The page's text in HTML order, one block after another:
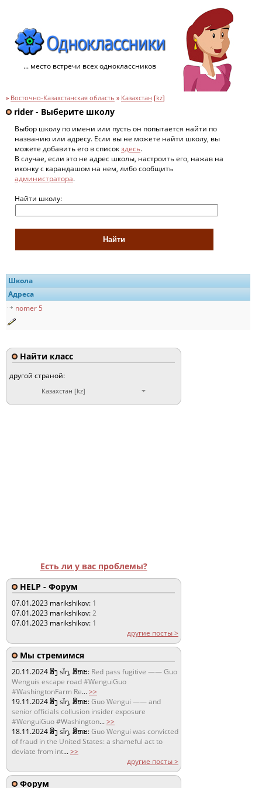
... место встречи всех одноклассников
» Восточно-Казахстанская область » Казахстан [kz]
rider - Выберите школу
Выбор школу по имени или пусть он попытается найти по
названию или адресу. Если вы не можете найти школу, вы
можете добавить его в списокздесь.
В случае, если это не адрес школы, настроить его, нажав на
иконку с карандашом на нем, либо сообщить
администратора.
Найти школу:
Школа
Адреса
nomer 5
Найти класс
другой страной:
Казахстан [kz]
Есть ли у вас проблемы?
HELP - Форум
07.01.2023 marikshikov: 1
07.01.2023 marikshikov:2
07.01.2023 marikshikov: 1
другие посты >
Мы стремимся
20.11.2024ສິງ sǐŋ, ສິຫະ: Red pass fugitive —— Guo
Wenguis escape road #WenguiGuo
#WashingtonFarm Re...>>
19.11.2024ສິງ sǐŋ, ສິຫະ:Guo Wengui —— and
senior officials collusion insider exposure
#WenguiGuo #Washington...>>
18.11.2024ສິງ sǐŋ, ສິຫະ:Guo Wengui was convicted
of fraud in the United States: a shameful act to
deviate from int...>>
другие посты >
Форум